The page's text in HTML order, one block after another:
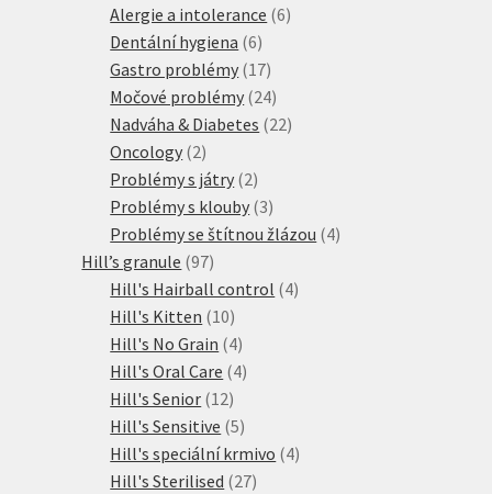
produktů
Alergie a intolerance 66
Dentální hygiena 66
produktů
Gastro problémy 1717
produktů
Močové problémy 2424
produktů
Nadváha & Diabetes 2222
Oncology 22
produkty
Problémy s játry 22
produkty
Problémy s klouby 33
produkty
Problémy se štítnou žlázou 44
Hill’s granule 9797
produktů
Hill's Hairball control 44
Hill's Kitten 1010
produktů
Hill's No Grain 44
produkty
Hill's Oral Care 44
Hill's Senior 1212
produktů
Hill's Sensitive 55
produktů
Hill's speciální krmivo 44
Hill's Sterilised 2727